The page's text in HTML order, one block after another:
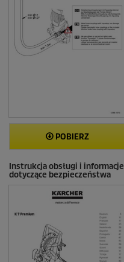
POBIERZ
Instrukcja obsługi i informacje
dotyczące bezpieczeństwa